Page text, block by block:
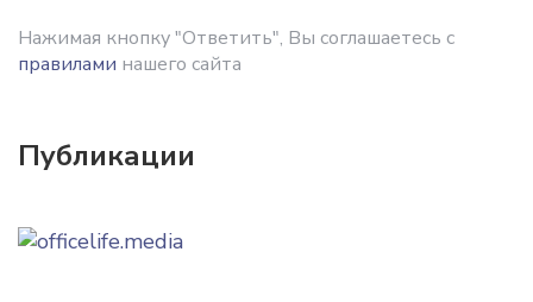
Нажимая кнопку "Ответить", Вы соглашаетесь с
правилами нашего сайта
Публикации